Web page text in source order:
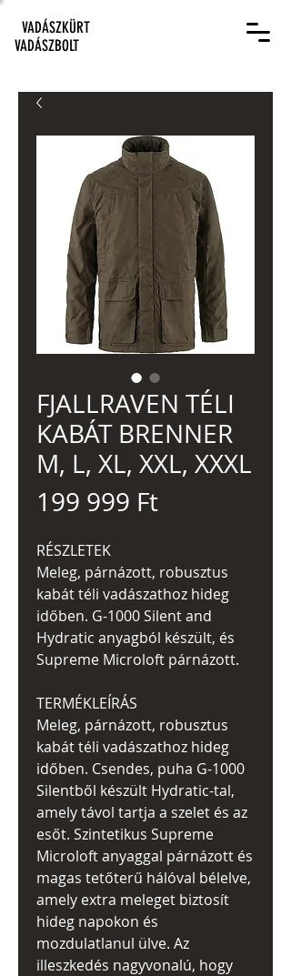
VADÁSZKÜRT
VADÁSZBOLT
FJALLRAVEN TÉLI
KABÁT BRENNER
M, L, XL, XXL, XXXL
199 999 FtÁr
RÉSZLETEK
Meleg, párnázott, robusztus
kabát téli vadászathoz hideg
időben. G-1000 Silent and
Hydratic anyagból készült, és
Supreme Microloft párnázott.
TERMÉKLEÍRÁS
Meleg, párnázott, robusztus
kabát téli vadászathoz hideg
időben. Csendes, puha G-1000
Silentből készült Hydratic-tal,
amely távol tartja a szelet és az
esőt. Szintetikus Supreme
Microloft anyaggal párnázott és
magas tetőterű hálóval bélelve,
amely extra meleget biztosít
hideg napokon és
mozdulatlanul ülve. Az
illeszkedés nagyvonalú, hogy